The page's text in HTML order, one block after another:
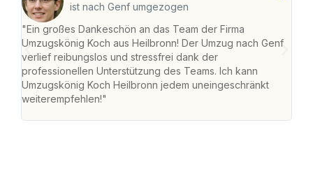
ist nach Genf umgezogen
"Ein großes Dankeschön an das Team der Firma
Umzugskönig Koch aus Heilbronn! Der Umzug nach Genf
verlief reibungslos und stressfrei dank der
professionellen Unterstützung des Teams. Ich kann
Umzugskönig Koch Heilbronn jedem uneingeschränkt
weiterempfehlen!"